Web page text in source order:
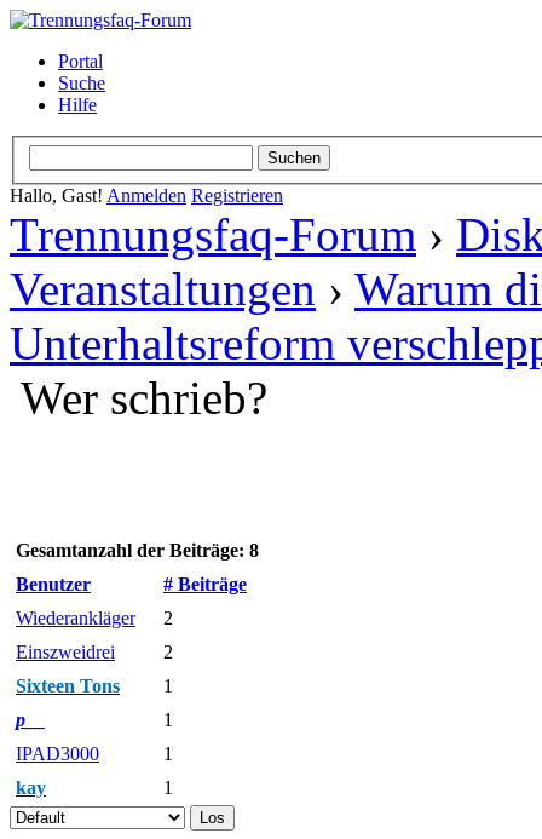
Portal
Suche
Hilfe
Hallo, Gast! Anmelden Registrieren
Trennungsfaq-Forum ›
Veranstaltungen › Warum
Unterhaltsreform
Wer schrieb?
Gesamtanzahl der Beiträge: 8
Benutzer
# Beiträge
Wiederankläger
2
Einszweidrei
2
Sixteen Tons
1
p__
1
IPAD3000
1
kay
1